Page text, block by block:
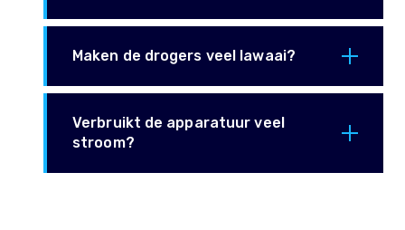
Maken de drogers veel lawaai?
Verbruikt de apparatuur veel
stroom?